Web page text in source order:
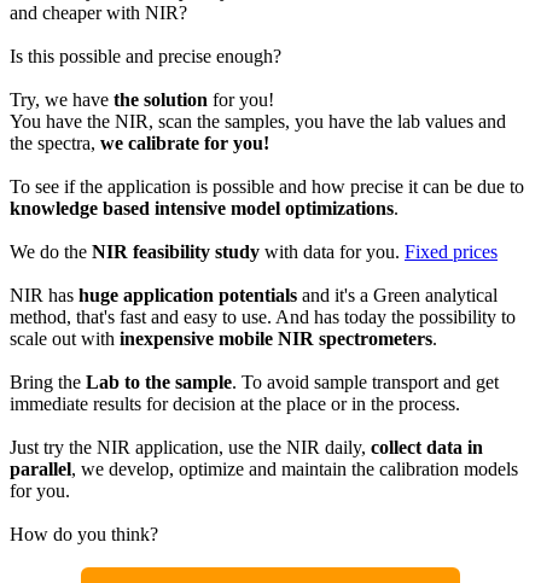
and cheaper with NIR?
Is this possible and precise enough?
Try, we have the solution for you!
You have the NIR, scan the samples, you have the lab values and
the spectra, we calibrate for you!
To see if the application is possible and how precise it can be due to
knowledge based intensive model optimizations.
We do the NIR feasibility study with data for you. Fixed prices
NIR has huge application potentials and it's a Green analytical
method, that's fast and easy to use. And has today the possibility to
scale out with inexpensive mobile NIR spectrometers.
Bring the Lab to the sample. To avoid sample transport and get
immediate results for decision at the place or in the process.
Just try the NIR application, use the NIR daily, collect data in
parallel, we develop, optimize and maintain the calibration models
for you.
How do you think?